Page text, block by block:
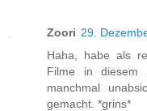
Zoori 29.
Haha, habe als
Filme in diesem
manchmal
gemacht. *grins*